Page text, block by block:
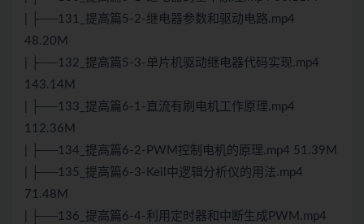
| ├──131_提高篇5-2-继电器参数和驱动电路.mp4
48.20M
| ├──132_提高篇5-3-单片机驱动继电器代码实现.mp4
143.14M
| ├──133_提高篇6-1-直流有刷电机工作原理.mp4
112.36M
| ├──134_提高篇6-2-PWM控制电机的原理.mp4 51.39M
| ├──135_提高篇6-3-Keil中逻辑分析仪的用法.mp4
71.48M
| ├──136_提高篇6-4-利用定时器和中断生成PWM.mp4